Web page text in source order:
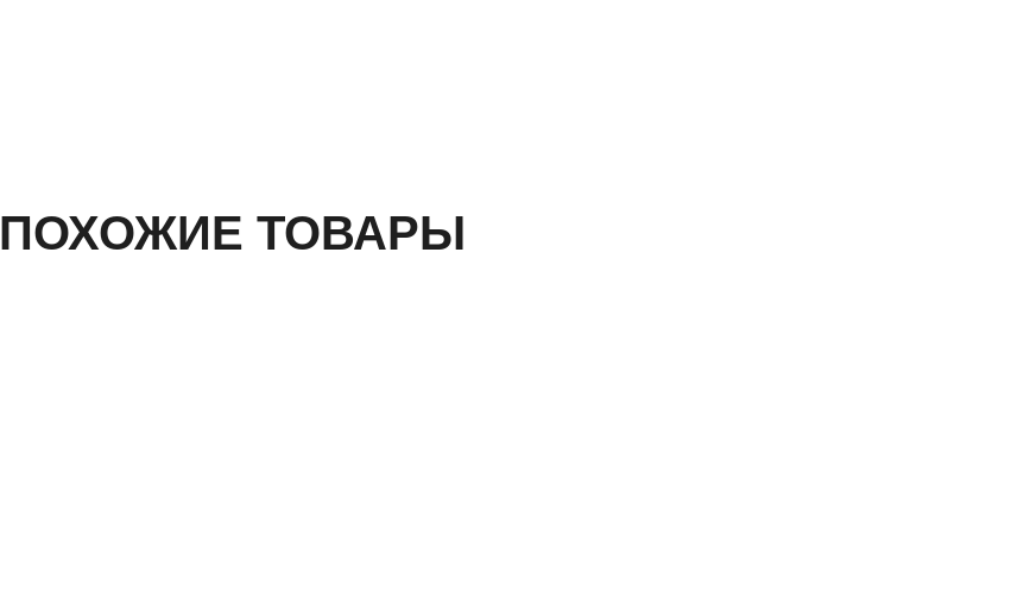
ПОХОЖИЕ ТОВАРЫ